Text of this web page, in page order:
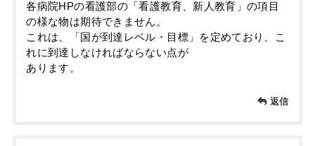
各病院HPの看護部の「看護教育、新人教育」の項目
の様な物は期待できません。
これは、「国が到達レベル・目標」を定めており、こ
れに到達しなければならない点が
あります。
返信